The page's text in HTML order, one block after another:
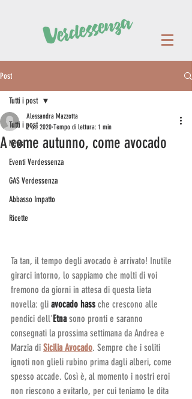
Post
Tutti i post
News
Eventi Verdessenza
GAS Verdessenza
Abbasso Impatto
Ricette
Tutti i post
A come autunno, come avocado
Alessandra Mazzotta
2 ott 2020 Tempo di lettura: 1 min
Ta tan, il tempo degli avocado è arrivato! Inutile
girarci intorno, lo sappiamo che molti di voi
fremono da giorni in attesa di questa lieta
novella: gli avocado hass che crescono alle
pendici dell'Etna sono pronti e saranno
consegnati la prossima settimana da Andrea e
Marzia di Sicilia Avocado. Sempre che i soliti
ignoti non glieli rubino prima dagli alberi, come
spesso accade. Così è, al momento i nostri eroi
non riescono a evitarlo, per cui teniamo le dita